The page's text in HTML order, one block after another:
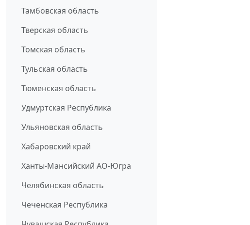
Тамбовская область
Тверская область
Томская область
Тульская область
Тюменская область
Удмуртская Республика
Ульяновская область
Хабаровский край
Ханты-Мансийский АО-Югра
Челябинская область
Чеченская Республика